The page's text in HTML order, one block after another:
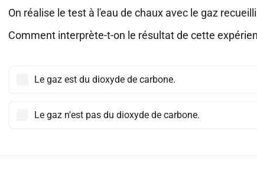
On réalise le test à l'eau de chaux avec le gaz
Comment interprète-t-on le résultat de cette
Le gaz est du dioxyde de carbone.
Le gaz n'est pas du dioxyde de carbone.